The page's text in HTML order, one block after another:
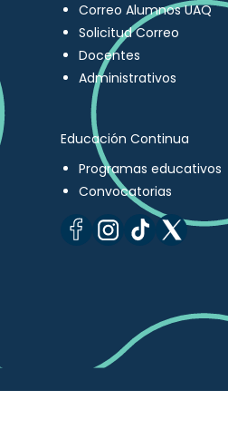
Correo Alumnos UAQ
Solicitud Correo
Docentes
Administrativos
Educación Continua
Programas educativos
Convocatorias